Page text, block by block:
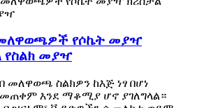
የሶኬት መያዣ
የስልክ መያዣ
መለዋወጫ ስልክዎን ከእጅ ነፃ በሆነ
እንደ ማቆሚያ ሆኖ ያገለግላል።